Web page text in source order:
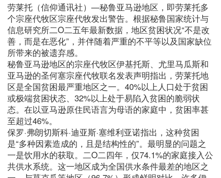
劳莱托（信仰通讯社）—秘鲁亚马逊地区，即劳莱托多
个宗座代牧区宗座代牧发出警告。根据秘鲁国家统计与
信息研究所二O二五年最新数据，地区贫困状况“不是改
善，而是在恶化”，并伴随着严重的不平等以及国家缺位
所带来的被遗弃感。
秘鲁亚马逊地区的宗座代牧区伊基托斯、尤里马瓜斯和
亚马逊的圣何塞宗座代牧联名发表声明指出，劳莱托地
区是全国贫困最严重地区之一。40%以上人口处于贫困
或极端贫困状态、32%以上处于易陷入贫困的脆弱状
态。在以亚马逊原住民语言为母语的家庭中，贫困率甚
至超过46%。
保罗·弗朗切斯科·迪亚斯·塞维利亚诺指出，这种贫困
是“多种因素造成的，且是结构性的”。最明显的问题之
一是饮用水的获取。二O二四年，仅74.1%的家庭接入公
共供水系统。这一地区成为全国供水条件最差的地区之